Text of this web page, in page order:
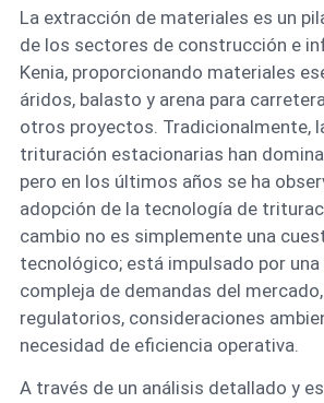
Español
La extracción de materiales es un
de los sectores de construcción e
Kenia, proporcionando materiales
áridos, balasto y arena para
otros proyectos. Tradicionalmente,
trituración estacionarias han
pero en los últimos años se ha
adopción de la tecnología de
cambio no es simplemente una
tecnológico; está impulsado por
compleja de demandas del
regulatorios, consideraciones
necesidad de eficiencia operativa.
A través de un análisis detallado y